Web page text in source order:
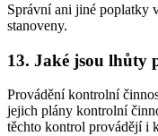
Správní ani jiné poplatky
stanoveny.
13. Jaké jsou lhůty
Provádění kontrolní
jejich plány kontrolní
těchto kontrol provádějí i